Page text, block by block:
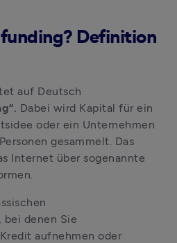
Definition
Dabei wird Kapital für ein
oder ein Unternehmen
gesammelt. Das
Internet über sogenannte
bei denen Sie
aufnehmen oder